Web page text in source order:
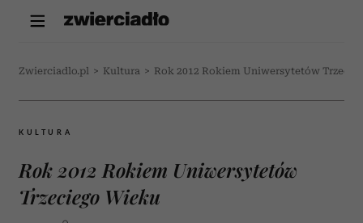
Zwierciadlo.pl > Kultura > Rok 2012 Rokiem Uniwersytetów
KULTURA
Rok 2012 Rokiem Uniwersytetów
Trzeciego Wieku